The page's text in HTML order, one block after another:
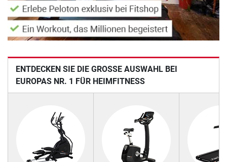
ENTDECKEN SIE DIE GROSSE AUSWAHL BEI E
UROPAS NR. 1 FÜR HEIMFITNESS